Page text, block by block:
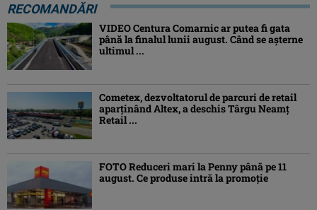
RECOMANDĂRI
VIDEO Centura Comarnic ar putea fi gata
până la finalul lunii august. Când se așterne
ultimul ...
Cometex, dezvoltatorul de parcuri de retail
aparținând Altex, a deschis Târgu Neamț
Retail ...
FOTO Reduceri mari la Penny până pe 11
august. Ce produse intră la promoție